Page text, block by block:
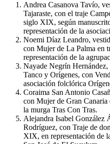
Andrea Casanova Tavío,
Tajaraste, con el traje
siglo XIX, según
representación de la
Noemi Díaz Leandro,
con Mujer de La Palma en
representación de la
Nayade Negrín
Tanco y Orígenes, con
asociación folclórica
Coraima San Antonio
con Mujer de Gran Canaria
la murga Tras Con Tras.
Alejandra Isabel González
Rodríguez, con Traje de
XIX, en representación de